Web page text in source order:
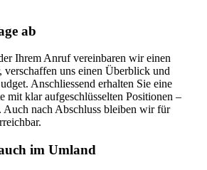
ab
Ihrem Anruf vereinbaren wir einen
uns einen Überblick und
Anschliessend erhalten Sie eine
mit klar aufgeschlüsselten Positionen –
Auch nach Abschluss bleiben wir für
im Umland